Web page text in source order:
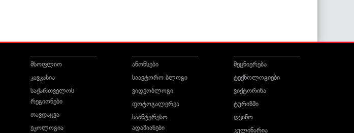
მსოფლიო
კავკასია
საქართველოს
რეგიონები
თავდაცვა
ეკოლოგია
ანონსები
საავტორო ბლოგი
ვიდეობლოგი
ფოტოგალერეა
საინტერესო
ადამიანები
მეცნიერება
ტექნოლოგიები
ვიქტორინა
ტურიზმი
ღვინო
კულინარია